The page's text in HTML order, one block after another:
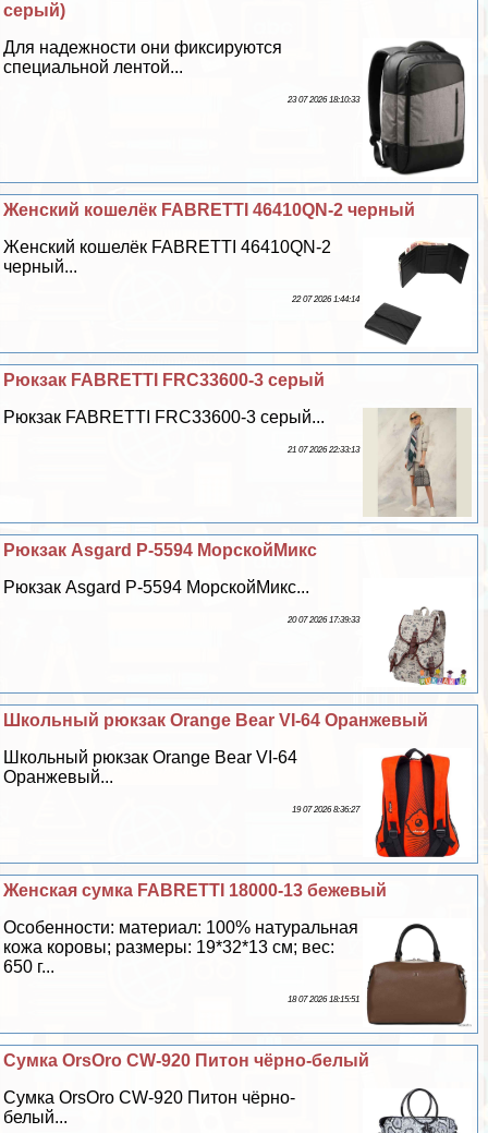
серый)
Для надежности они фиксируются
специальной лентой...
23 07 2026 18:10:33
Женский кошелёк FABRETTI 46410QN-2 черный
Женский кошелёк FABRETTI 46410QN-2
черный...
22 07 2026 1:44:14
Рюкзак FABRETTI FRC33600-3 серый
Рюкзак FABRETTI FRC33600-3 серый...
21 07 2026 22:33:13
Рюкзак Asgard Р-5594 МорскойМикс
Рюкзак Asgard Р-5594 МорскойМикс...
20 07 2026 17:39:33
Школьный рюкзак Orange Bear VI-64 Оранжевый
Школьный рюкзак Orange Bear VI-64
Оранжевый...
19 07 2026 8:36:27
Женская сумка FABRETTI 18000-13 бежевый
Особенности: материал: 100% натуральная
кожа коровы; размеры: 19*32*13 см; вес:
650 г...
18 07 2026 18:15:51
Сумка OrsOro CW-920 Питон чёрно-белый
Сумка OrsOro CW-920 Питон чёрно-
белый...